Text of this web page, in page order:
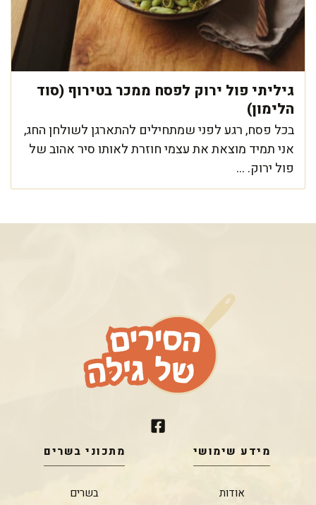
גיליתי פול ירוק לפסח ממכר בטירוף (סוד
הלימון)
בכל פסח, רגע לפני שמתחילים להתארגן לשולחן החג,
אני תמיד מוצאת את עצמי חוזרת לאותו סיר אהוב של
פול ירוק. ...
מידע שימושי
אודות
מתכוני בשרים
בשרים